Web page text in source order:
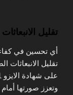
تقليل
أي تحسين في
تقليل الانبعاثات
وتعزز صورتها